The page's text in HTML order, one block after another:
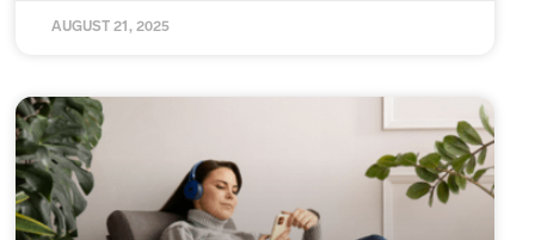
AUGUST 21, 2025